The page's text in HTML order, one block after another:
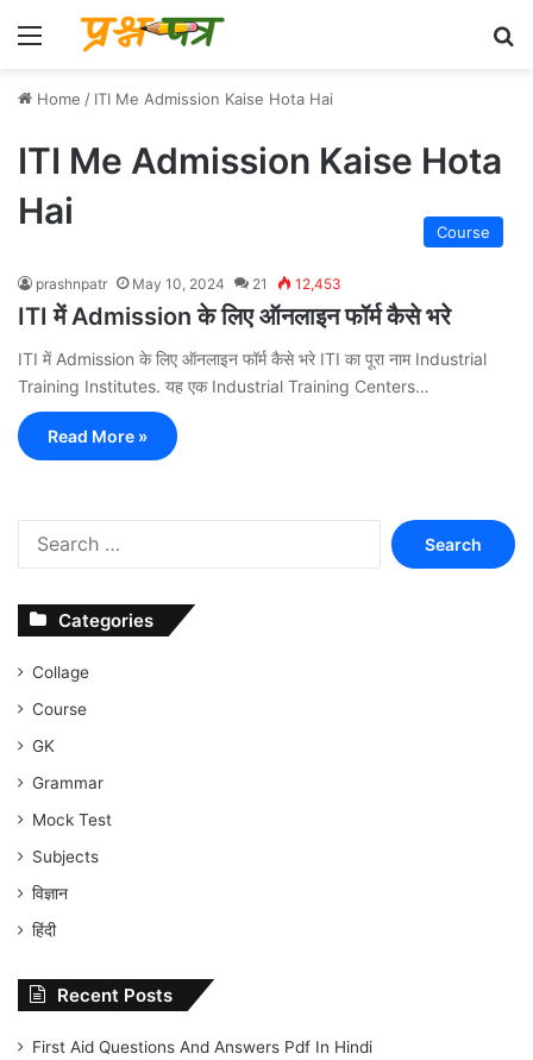
Menu
Home / ITI Me Admission Kaise Hota Hai
ITI Me Admission Kaise Hota
Hai
Course
prashnpatr May 10, 2024 21 12,453
ITI में Admission के लिए ऑनलाइन फॉर्म कैसे भरे
ITI में Admission के लिए ऑनलाइन फॉर्म कैसे भरे ITI का पूरा नाम Industrial
Training Institutes. यह एक Industrial Training Centers…
Read More »
Search
for:
Categories
Collage
Course
GK
Grammar
Mock Test
Subjects
विज्ञान
हिंदी
Recent Posts
First Aid Questions And Answers Pdf In Hindi